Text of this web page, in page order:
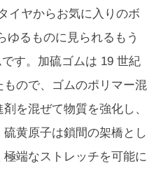
イヤからお気に入りのボ
ゆるものに見られるもう
す。加硫ゴムは 19 世紀
ので、ゴムのポリマー混
を混ぜて物質を強化し、
黄原子は鎖間の架橋とし
端なストレッチを可能に